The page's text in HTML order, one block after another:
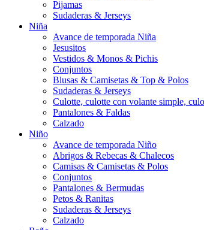
Pijamas
Sudaderas & Jerseys
Niña
Avance de temporada Niña
Jesusitos
Vestidos & Monos & Pichis
Conjuntos
Blusas & Camisetas & Top & Polos
Sudaderas & Jerseys
Culotte, culotte con volante simple,
Pantalones & Faldas
Calzado
Niño
Avance de temporada Niño
Abrigos & Rebecas & Chalecos
Camisas & Camisetas & Polos
Conjuntos
Pantalones & Bermudas
Petos & Ranitas
Sudaderas & Jerseys
Calzado